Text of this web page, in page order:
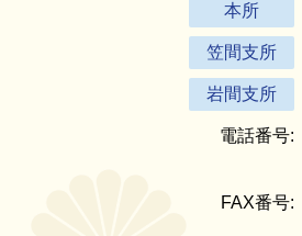
本所
笠間支所
岩間支所
電話番号:
FAX番号: